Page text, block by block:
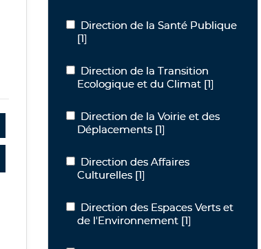
Direction de la Santé Publique
Direction de la Santé Publique
[1]
Direction de la Transition Ecologique
Direction de la Transition
Ecologique et du Climat [1]
Direction de la Voirie et des
Direction de la Voirie et des
Déplacements [1]
Direction des Affaires Culturelles
Direction des Affaires
Culturelles [1]
Direction des Espaces Verts et de
Direction des Espaces Verts et
de l'Environnement [1]